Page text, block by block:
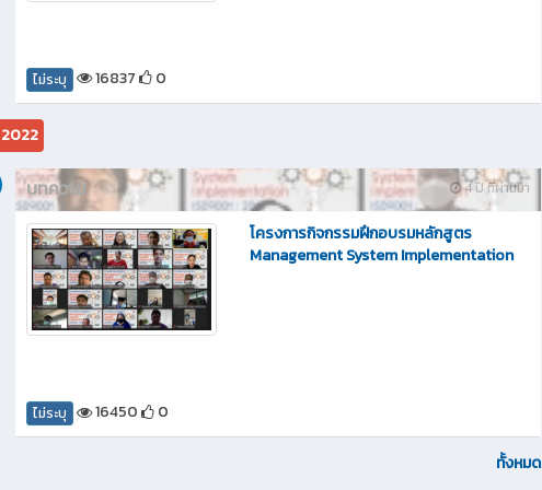
ไม่ระบุ 16837 0
4 ปี ที่ผ่านมา
บทความ
โครงการกิจกรรมฝึกอบรมหลักสูตร
Management System Implementation
ไม่ระบุ 16450 0
ทั้งหมด